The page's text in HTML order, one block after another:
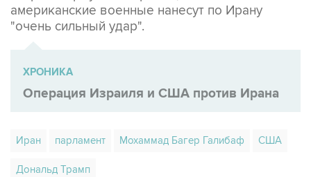
американские военные нанесут по Ирану
"очень сильный удар".
ХРОНИКА
Операция Израиля и США против Ирана
Иран парламент Мохаммад Багер Галибаф США
Дональд Трамп